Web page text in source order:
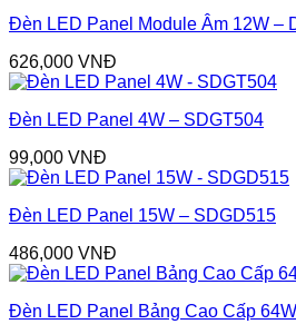
Đèn LED Panel Module Âm 12W –
626,000 VNĐ
Đèn LED Panel 4W – SDGT504
99,000 VNĐ
Đèn LED Panel 15W – SDGD515
486,000 VNĐ
Đèn LED Panel Bảng Cao Cấp